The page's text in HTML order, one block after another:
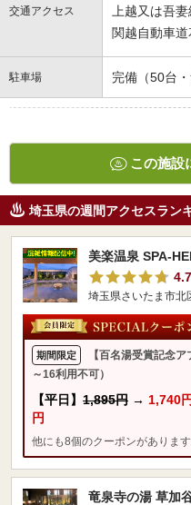
交通アクセス
上越又は吾
関越自動車
駐車場 完備（50台・
この施設
埼玉県の週間アクセスラン
美楽温泉 SPA-
4.7
埼玉県さいたま市北
期間限定
【百名湯受賞記念
～16利用不可）
【平日】 1,895円 → 1,740円
円
他にも8個のクーポンがあります
竜泉寺の湯 草加